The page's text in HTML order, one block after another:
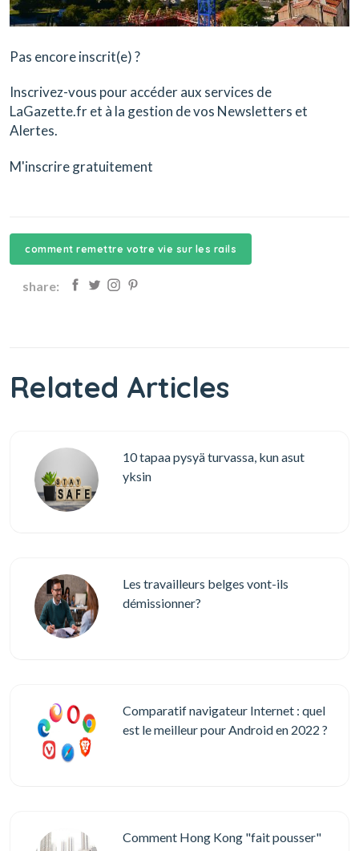
Pas encore inscrit(e) ?
Inscrivez-vous pour accéder aux services de
LaGazette.fr et à la gestion de vos Newsletters et
Alertes.
M'inscrire gratuitement
comment remettre votre vie sur les rails
share:
Related Articles
10 tapaa pysyä turvassa, kun asut
yksin
Les travailleurs belges vont-ils
démissionner?
Comparatif navigateur Internet : quel
est le meilleur pour Android en 2022 ?
Comment Hong Kong "fait pousser"